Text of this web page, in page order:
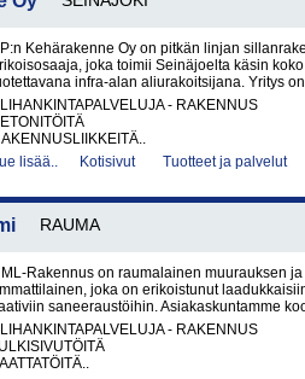
Kehärakenne Oy on pitkän linjan
joka toimii Seinäjoelta käsin
infra-alan aliurakoitsijana. Yritys
- RAKENNUS
lisää..
Kotisivut Tuotteet ja palvelut
RAUMA
Rakennus on raumalainen muurauksen
joka on erikoistunut
saneeraustöihin. Asiakaskuntamme
- RAKENNUS